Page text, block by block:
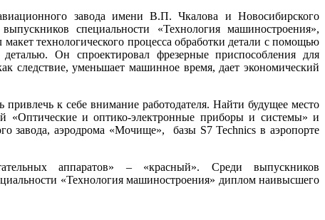
завода имени В.П. Чкалова и Новосибирского
специальности «Технология машиностроения»,
технологического процесса обработки детали с помощью
Он спроектировал фрезерные приспособления для
следствие, уменьшает машинное время, дает экономический
к себе внимание работодателя. Найти будущее место
«Оптические и оптико-электронные приборы и системы» и
завода, аэродрома «Мочище», базы S7 Technics в аэропорте
аппаратов» – «красный». Среди выпускников
«Технология машиностроения» диплом наивысшего